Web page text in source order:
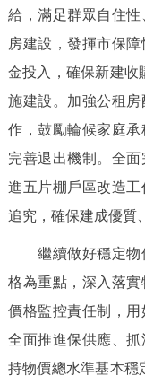
給，滿足群眾自住
房建設，發揮市保
金投入，確保新建收
施建設。加強公租
作，鼓勵輪候家庭承
完善退出機制。全
進五片棚戶區改造
追究，確保建成優質
繼續做好穩定物
格為重點，深入落
價格監控責任制，用
全面推進保供應、
持物價總水準基本穩